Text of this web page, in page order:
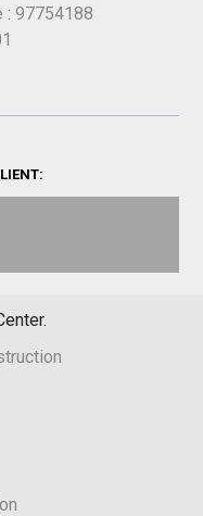
: 97754188